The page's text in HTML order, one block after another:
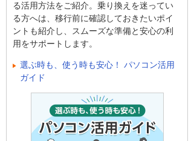
る活用方法をご紹介。乗り換えを迷ってい
る方へは、移行前に確認しておきたいポイ
ントも紹介し、スムーズな準備と安心の利
用をサポートします。
選ぶ時も、使う時も安心！ パソコン活用
ガイド